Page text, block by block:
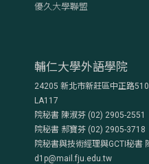
優久大學聯盟
輔仁大學外語學院
24205 新北市新莊區中正路
LA117
院秘書 陳淑芬 (02) 2905-
院秘書 郝寶芬 (02) 2905-
院秘書與技術經理與GCTI秘
d1p@mail.fju.edu.tw